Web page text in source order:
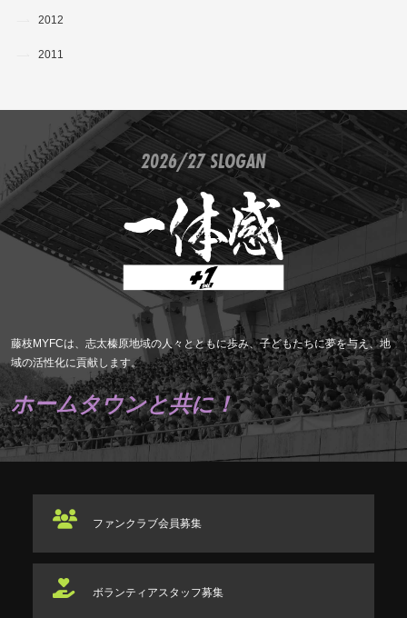
2012
2011
2026/27 SLOGAN
藤枝MYFCは、志太榛原地域の人々とともに歩み、子どもたちに夢を与え、地
域の活性化に貢献します。
ホームタウンと共に！
ファンクラブ会員募集
ボランティアスタッフ募集